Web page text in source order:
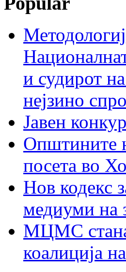
и судирот
нејзино
Јавен
Општините
посета во
Нов кодекс
медиуми на
МЦМС стана
коалиција